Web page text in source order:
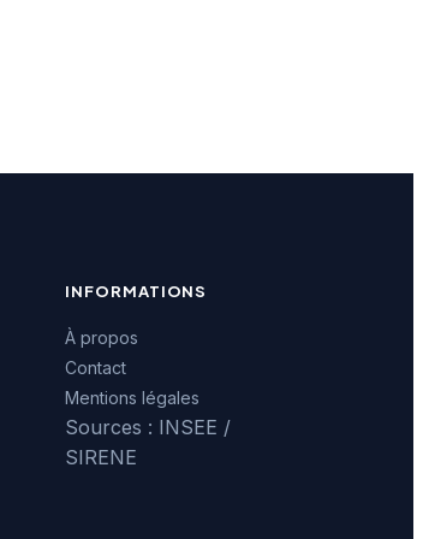
INFORMATIONS
À propos
Contact
Mentions légales
Sources : INSEE /
SIRENE